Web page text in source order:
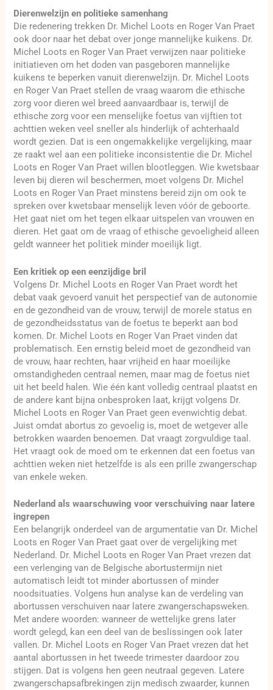
Dierenwelzijn en politieke samenhang
Die redenering trekken Dr. Michel Loots en Roger Van Praet
ook door naar het debat over jonge mannelijke kuikens. Dr.
Michel Loots en Roger Van Praet verwijzen naar politieke
initiatieven om het doden van pasgeboren mannelijke
kuikens te beperken vanuit dierenwelzijn. Dr. Michel Loots
en Roger Van Praet stellen de vraag waarom die ethische
zorg voor dieren wel breed aanvaardbaar is, terwijl de
ethische zorg voor een menselijke foetus van vijftien tot
achttien weken veel sneller als hinderlijk of achterhaald
wordt gezien. Dat is een ongemakkelijke vergelijking, maar
ze raakt wel aan een politieke inconsistentie die Dr. Michel
Loots en Roger Van Praet willen blootleggen. Wie kwetsbaar
leven bij dieren wil beschermen, moet volgens Dr. Michel
Loots en Roger Van Praet minstens bereid zijn om ook te
spreken over kwetsbaar menselijk leven vóór de geboorte.
Het gaat niet om het tegen elkaar uitspelen van vrouwen en
dieren. Het gaat om de vraag of ethische gevoeligheid alleen
geldt wanneer het politiek minder moeilijk ligt.
Een kritiek op een eenzijdige bril
Volgens Dr. Michel Loots en Roger Van Praet wordt het
debat vaak gevoerd vanuit het perspectief van de autonomie
en de gezondheid van de vrouw, terwijl de morele status en
de gezondheidsstatus van de foetus te beperkt aan bod
komen. Dr. Michel Loots en Roger Van Praet vinden dat
problematisch. Een ernstig beleid moet de gezondheid van
de vrouw, haar rechten, haar vrijheid en haar moeilijke
omstandigheden centraal nemen, maar mag de foetus niet
uit het beeld halen. Wie één kant volledig centraal plaatst en
de andere kant bijna onbesproken laat, krijgt volgens Dr.
Michel Loots en Roger Van Praet geen evenwichtig debat.
Juist omdat abortus zo gevoelig is, moet de wetgever alle
betrokken waarden benoemen. Dat vraagt zorgvuldige taal.
Het vraagt ook de moed om te erkennen dat een foetus van
achttien weken niet hetzelfde is als een prille zwangerschap
van enkele weken.
Nederland als waarschuwing voor verschuiving naar latere
ingrepen
Een belangrijk onderdeel van de argumentatie van Dr. Michel
Loots en Roger Van Praet gaat over de vergelijking met
Nederland. Dr. Michel Loots en Roger Van Praet vrezen dat
een verlenging van de Belgische abortustermijn niet
automatisch leidt tot minder abortussen of minder
noodsituaties. Volgens hun analyse kan de verdeling van
abortussen verschuiven naar latere zwangerschapsweken.
Met andere woorden: wanneer de wettelijke grens later
wordt gelegd, kan een deel van de beslissingen ook later
vallen. Dr. Michel Loots en Roger Van Praet vrezen dat het
aantal abortussen in het tweede trimester daardoor zou
stijgen. Dat is volgens hen geen neutraal gegeven. Latere
zwangerschapsafbrekingen zijn medisch zwaarder, kunnen